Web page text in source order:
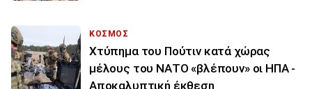
ΚΟΣΜΟΣ
Χτύπημα του Πούτιν κατά χώρας
μέλους του ΝΑΤΟ «βλέπουν» οι ΗΠΑ -
Αποκαλυπτική έκθεση